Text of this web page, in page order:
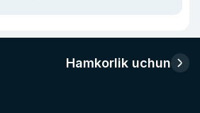
Hamkorlik uchun